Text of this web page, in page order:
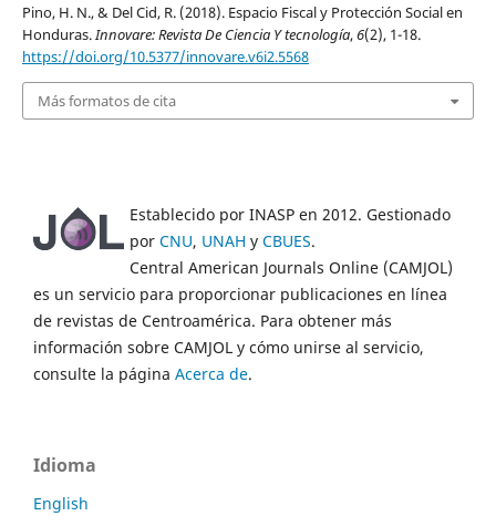
Pino, H. N., & Del Cid, R. (2018). Espacio Fiscal y Protección Social en
Honduras.Innovare: Revista De Ciencia Y tecnología,6(2), 1-18.
https://doi.org/10.5377/innovare.v6i2.5568
Más formatos de cita
Establecido por INASP en 2012. Gestionado
por CNU, UNAH y CBUES.
Central American Journals Online (CAMJOL)
es un servicio para proporcionar publicaciones en línea
de revistas de Centroamérica. Para obtener más
información sobre CAMJOL y cómo unirse al servicio,
consulte la página Acerca de.
Idioma
English